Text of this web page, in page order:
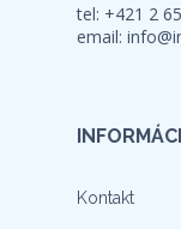
tel: +421 2
email:
Kontakt